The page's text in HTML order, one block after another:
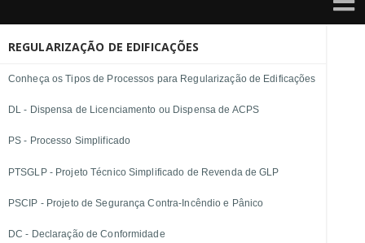
REGULARIZAÇÃO DE EDIFICAÇÕES
Conheça os Tipos de Processos para Regularização de Edificações
DL - Dispensa de Licenciamento ou Dispensa de ACPS
PS - Processo Simplificado
PTSGLP - Projeto Técnico Simplificado de Revenda de GLP
PSCIP - Projeto de Segurança Contra-Incêndio e Pânico
DC - Declaração de Conformidade